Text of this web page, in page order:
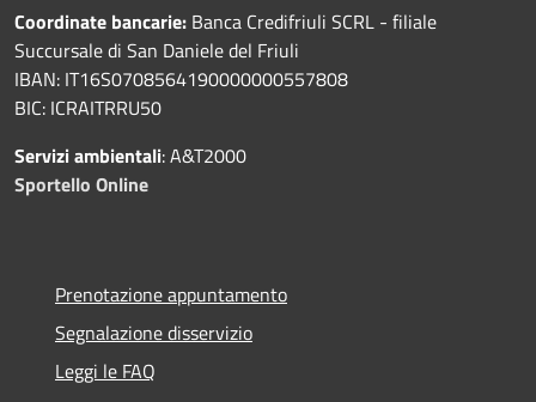
Coordinate bancarie: Banca Credifriuli SCRL - filiale
Succursale di San Daniele del Friuli
IBAN: IT16S0708564190000000557808
BIC: ICRAITRRU50
Servizi ambientali: A&T2000
Sportello Online
Prenotazione appuntamento
Segnalazione disservizio
Leggi le FAQ